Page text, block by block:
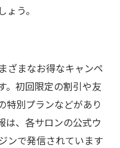
う。
ざまなお得なキャンペ
。初回限定の割引や友
特別プランなどがあり
は、各サロンの公式ウ
ンで発信されています